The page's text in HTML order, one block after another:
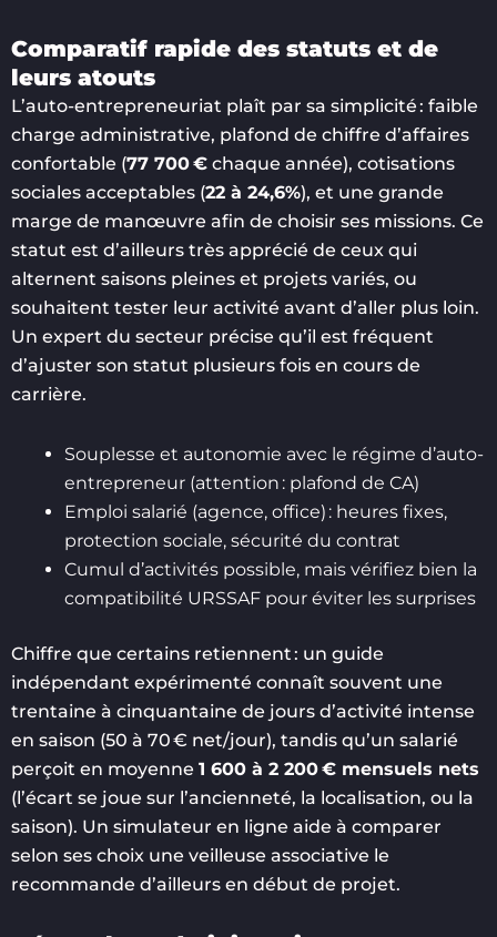
Comparatif rapide des statuts et de
leurs atouts
L’auto-entrepreneuriat plaît par sa simplicité : faible
charge administrative, plafond de chiffre d’affaires
confortable (77 700 € chaque année), cotisations
sociales acceptables (22 à 24,6%), et une grande
marge de manœuvre afin de choisir ses missions. Ce
statut est d’ailleurs très apprécié de ceux qui
alternent saisons pleines et projets variés, ou
souhaitent tester leur activité avant d’aller plus loin.
Un expert du secteur précise qu’il est fréquent
d’ajuster son statut plusieurs fois en cours de
carrière.
Souplesse et autonomie avec le régime d’auto-
entrepreneur (attention : plafond de CA)
Emploi salarié (agence, office) : heures fixes,
protection sociale, sécurité du contrat
Cumul d’activités possible, mais vérifiez bien la
compatibilité URSSAF pour éviter les surprises
Chiffre que certains retiennent : un guide
indépendant expérimenté connaît souvent une
trentaine à cinquantaine de jours d’activité intense
en saison (50 à 70 € net/jour), tandis qu’un salarié
perçoit en moyenne 1 600 à 2 200 € mensuels nets
(l’écart se joue sur l’ancienneté, la localisation, ou la
saison). Un simulateur en ligne aide à comparer
selon ses choix une veilleuse associative le
recommande d’ailleurs en début de projet.